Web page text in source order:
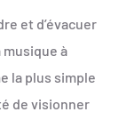
et d’évacuer
à
la plus simple
de visionner